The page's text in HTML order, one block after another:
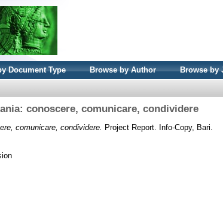
Document Type Browse by Author Browse by
conoscere, comunicare, condividere
comunicare, condividere. Project Report. Info-Copy, Bari.